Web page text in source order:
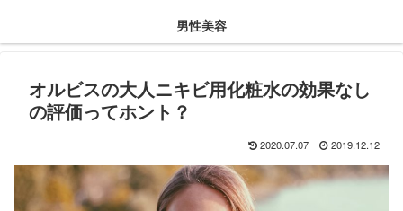
男性美容
オルビスの大人ニキビ用化粧水の効果なし
の評価ってホント？
2020.07.07 2019.12.12